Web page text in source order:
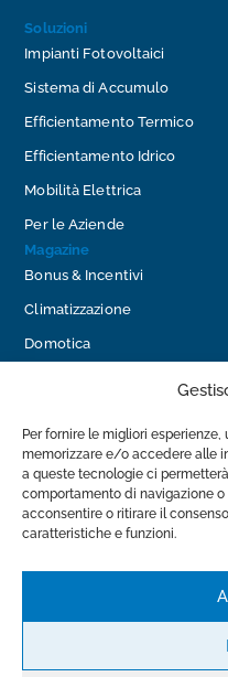
Per fornire le migliori
memorizzare e/o accedere alle
a queste tecnologie ci
comportamento di navigazione o
acconsentire o ritirare il
caratteristiche e funzioni.
Soluzioni
Impianti Fotovoltaici
Sistema di Accumulo
Efficientamento Termico
Efficientamento Idrico
Mobilità Elettrica
Per le Aziende
Magazine
Bonus & Incentivi
Climatizzazione
Domotica
Impianti Idraulici
Mobilità Elettrica
Contatti
info@luceimpianti.com
Via Provinciale Avenza -